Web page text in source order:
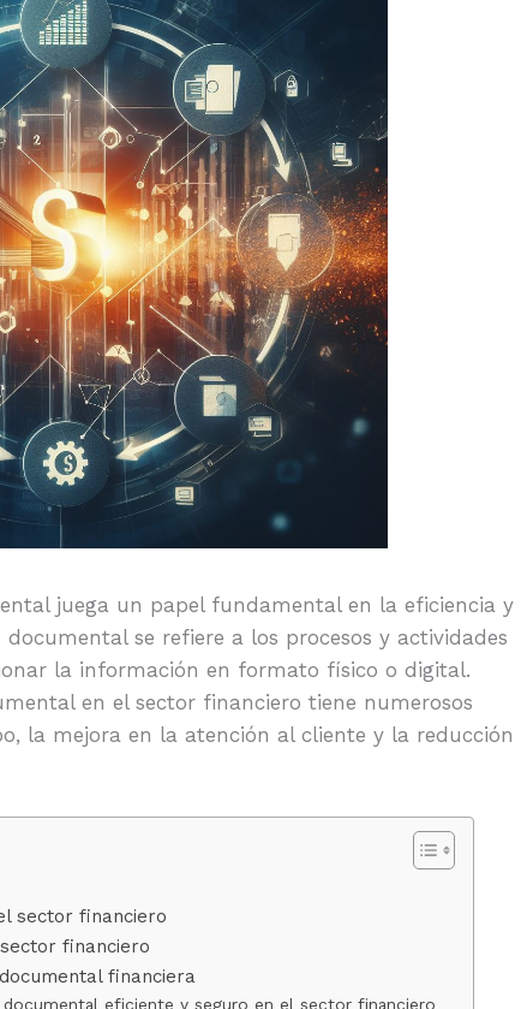
juega un papel fundamental en la eficiencia y
se refiere a los procesos y actividades
la información en formato físico o digital.
en el sector financiero tiene numerosos
la mejora en la atención al cliente y la reducción
sector financiero
financiero
financiera
eficiente y seguro en el sector financiero